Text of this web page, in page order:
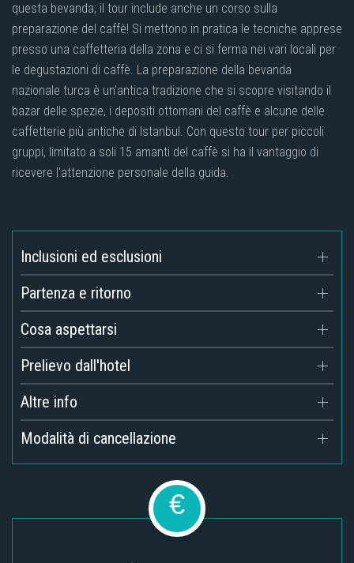
questa bevanda; il tour include anche un corso sulla
preparazione del caffè! Si mettono in pratica le tecniche apprese
presso una caffetteria della zona e ci si ferma nei vari locali per
le degustazioni di caffè. La preparazione della bevanda
nazionale turca è un'antica tradizione che si scopre visitando il
bazar delle spezie, i depositi ottomani del caffè e alcune delle
caffetterie più antiche di Istanbul. Con questo tour per piccoli
gruppi, limitato a soli 15 amanti del caffè si ha il vantaggio di
ricevere l'attenzione personale della guida.
Inclusioni ed esclusioni
Partenza e ritorno
Cosa aspettarsi
Prelievo dall'hotel
Altre info
Modalità di cancellazione
€